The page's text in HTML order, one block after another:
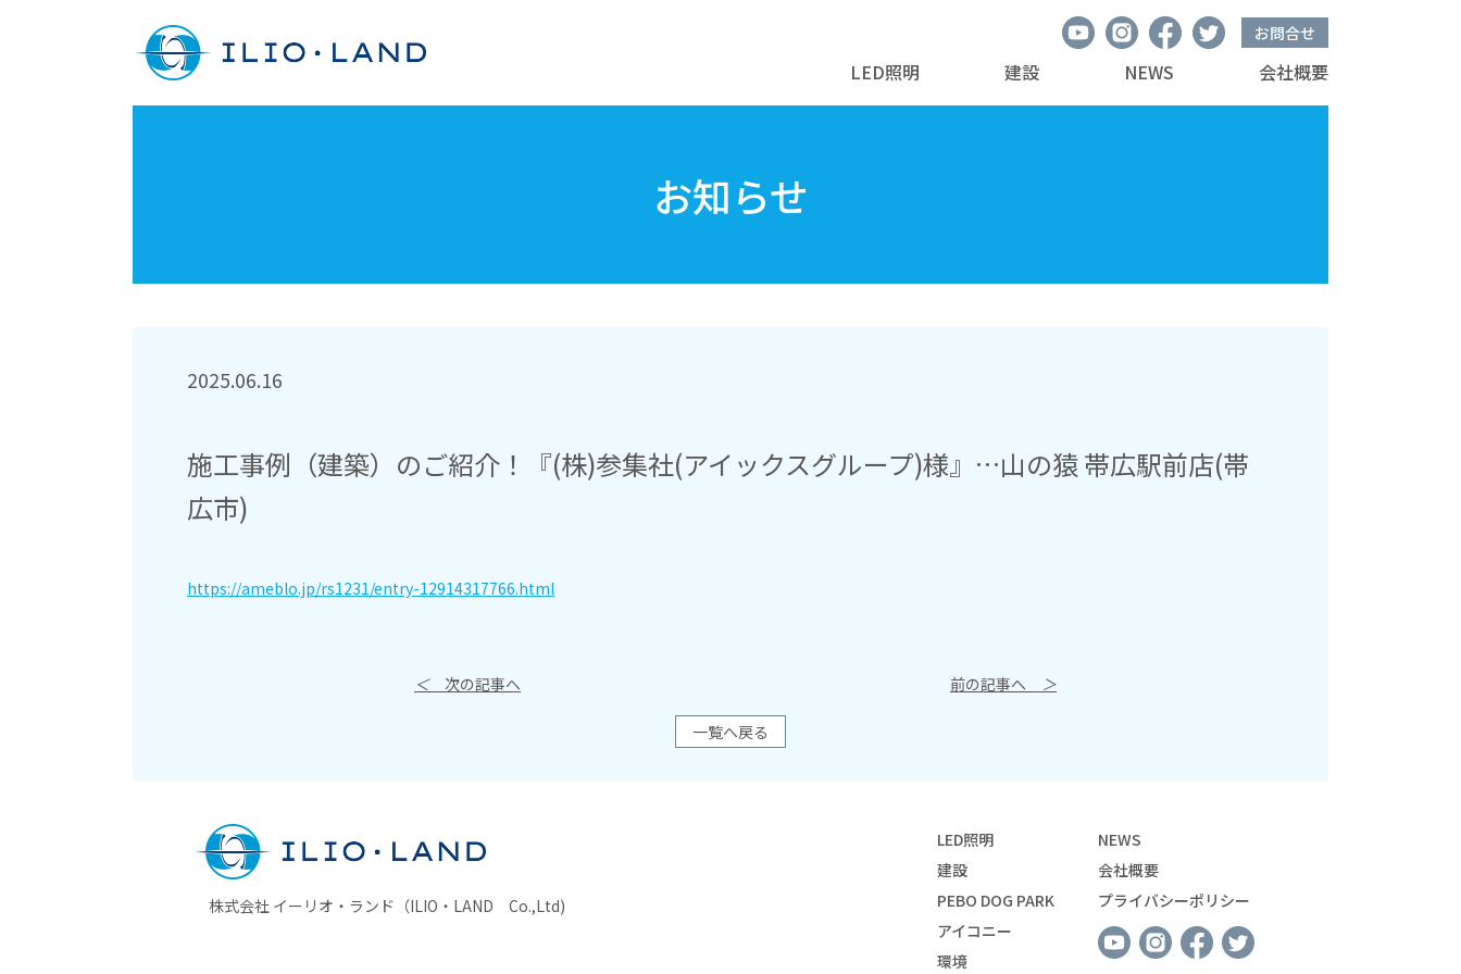
お問合せ
LED照明 建設 NEWS 会社概要
お知らせ
2025.06.16
施工事例（建築）のご紹介！『(株)参集社(アイックスグループ)様』…山の猿 帯広駅前店(帯
広市)
https://ameblo.jp/rs1231/entry-12914317766.html
＜次の記事へ 前の記事へ ＞
一覧へ戻る
株式会社 イーリオ・ランド（ILIO・LAND Co.,Ltd)
LED照明
建設
PEBO DOG PARK
アイコニー
環境
NEWS
会社概要
プライバシーポリシー